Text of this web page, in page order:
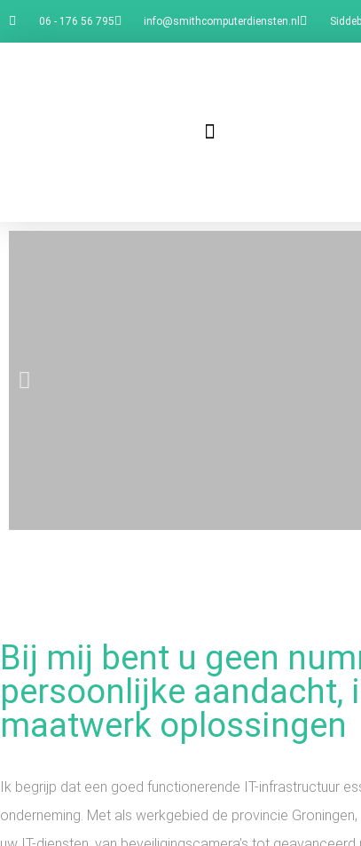
06 - 176 56 795 info@smithcomputerdiensten.nl
in
Ik zorg er voor
werken
Maak
Bij mij bent u geen
persoonlijke aandacht,
maatwerk oplossingen
Ik begrijp dat een goed functionerende IT-infrastructuur
onderneming. Met als werkgebied de provincie